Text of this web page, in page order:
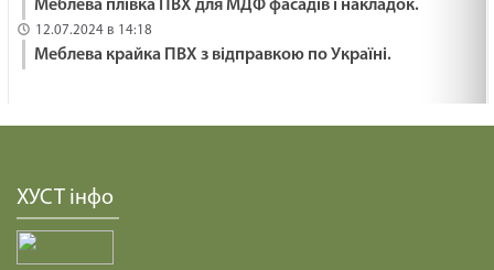
Меблева плівка ПВХ для МДФ фасадів і накладок.
12.07.2024 в 14:18
Меблева крайка ПВХ з відправкою по Україні.
ХУСТ інфо